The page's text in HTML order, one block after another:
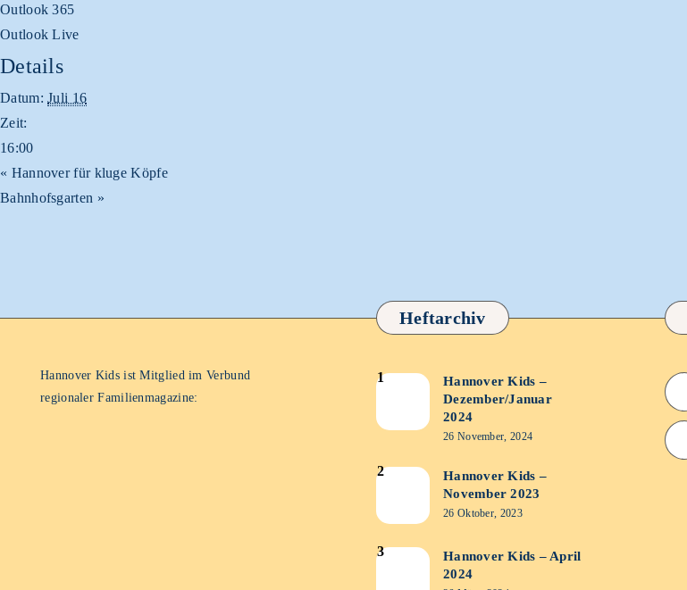
Outlook 365
Outlook Live
Details
Datum: Juli 16
Zeit:
16:00
« Hannover für kluge Köpfe
Bahnhofsgarten »
Hannover Kids ist Mitglied im Verbund
regionaler Familienmagazine:
Heftarchiv
Hannover
1
Hannover Kids –
Dezember/Januar
2024
26 November, 2024
Hannover
November
2
Hannover Kids –
November 2023
26 Oktober, 2023
Hannover
3
Hannover Kids – April
2024